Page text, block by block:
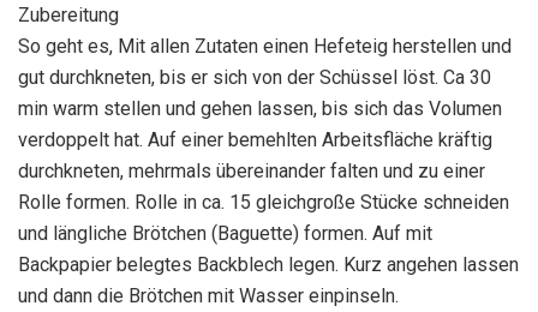
Zubereitung
So geht es, Mit allen Zutaten einen Hefeteig herstellen und
gut durchkneten, bis er sich von der Schüssel löst. Ca 30
min warm stellen und gehen lassen, bis sich das Volumen
verdoppelt hat. Auf einer bemehlten Arbeitsfläche kräftig
durchkneten, mehrmals übereinander falten und zu einer
Rolle formen. Rolle in ca. 15 gleichgroße Stücke schneiden
und längliche Brötchen (Baguette) formen. Auf mit
Backpapier belegtes Backblech legen. Kurz angehen lassen
und dann die Brötchen mit Wasser einpinseln.